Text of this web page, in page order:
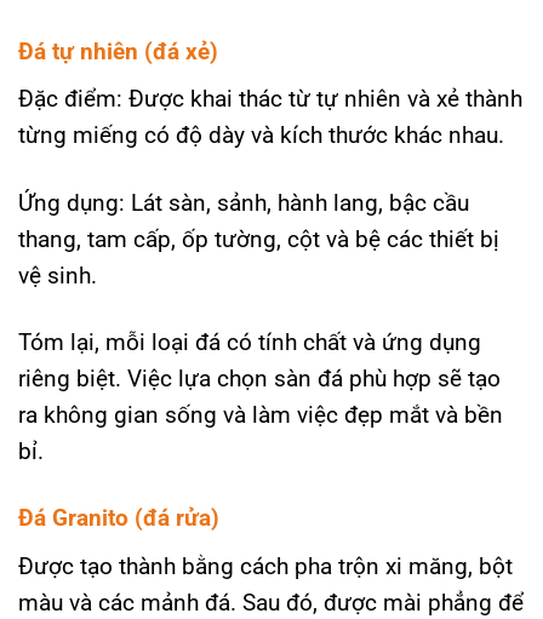
Đá tự nhiên (đá xẻ)
Đặc điểm: Được khai thác từ tự nhiên và xẻ thành
từng miếng có độ dày và kích thước khác nhau.
Ứng dụng: Lát sàn, sảnh, hành lang, bậc cầu
thang, tam cấp, ốp tường, cột và bệ các thiết bị
vệ sinh.
Tóm lại, mỗi loại đá có tính chất và ứng dụng
riêng biệt. Việc lựa chọn sàn đá phù hợp sẽ tạo
ra không gian sống và làm việc đẹp mắt và bền
bỉ.
Đá Granito (đá rửa)
Được tạo thành bằng cách pha trộn xi măng, bột
màu và các mảnh đá. Sau đó, được mài phẳng để